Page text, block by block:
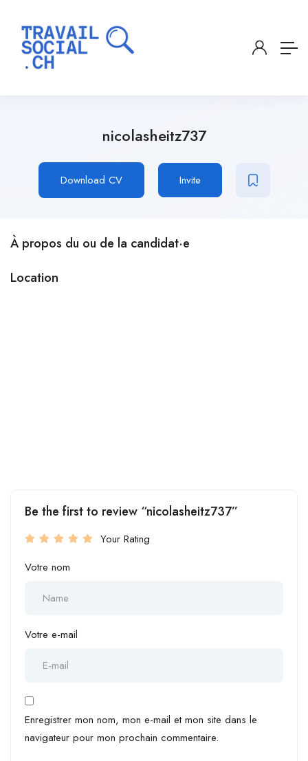
nicolasheitz737
Download CV Invite
À propos du ou de la candidat·e
Location
Be the first to review “nicolasheitz737”
Your Rating
Votre nom
Votre e-mail
Enregistrer mon nom, mon e-mail et mon site dans le
navigateur pour mon prochain commentaire.